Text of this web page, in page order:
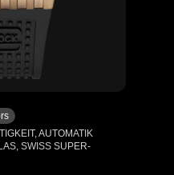
AUTOMATIK
SWISS SUPER-